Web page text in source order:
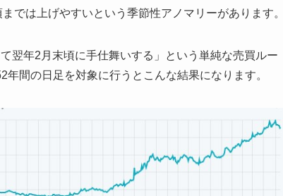
では上げやすいという季節性アノマリーがあります
翌年2月末頃に手仕舞いする」という単純な売買ルー
間の日足を対象に行うとこんな結果になります。